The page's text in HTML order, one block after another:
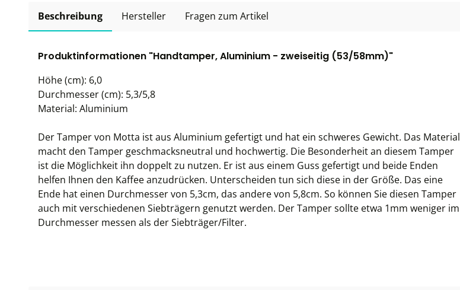
Beschreibung Hersteller Fragen zum Artikel
Produktinformationen "Handtamper, Aluminium - zweiseitig (53/58mm)"
Höhe (cm): 6,0
Durchmesser (cm): 5,3/5,8
Material: Aluminium
Der Tamper von Motta ist aus Aluminium gefertigt und hat ein schweres Gewicht. Das Material
macht den Tamper geschmacksneutral und hochwertig. Die Besonderheit an diesem Tamper
ist die Möglichkeit ihn doppelt zu nutzen. Er ist aus einem Guss gefertigt und beide Enden
helfen Ihnen den Kaffee anzudrücken. Unterscheiden tun sich diese in der Größe. Das eine
Ende hat einen Durchmesser von 5,3cm, das andere von 5,8cm. So können Sie diesen Tamper
auch mit verschiedenen Siebträgern genutzt werden. Der Tamper sollte etwa 1mm weniger im
Durchmesser messen als der Siebträger/Filter.